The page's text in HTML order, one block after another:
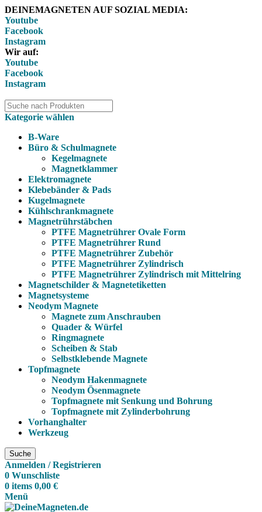
DEINEMAGNETEN AUF SOZIAL MEDIA:
Youtube
Facebook
Instagram
Wir auf:
Youtube
Facebook
Instagram
Kategorie wählen
B-Ware
Büro & Schulmagnete
Kegelmagnete
Magnetklammer
Elektromagnete
Klebebänder & Pads
Kugelmagnete
Kühlschrankmagnete
Magnetrührstäbchen
PTFE Magnetrührer Ovale Form
PTFE Magnetrührer Rund
PTFE Magnetrührer Zubehör
PTFE Magnetrührer Zylindrisch
PTFE Magnetrührer Zylindrisch mit Mittelring
Magnetschilder & Magnetetiketten
Magnetsysteme
Neodym Magnete
Magnete zum Anschrauben
Quader & Würfel
Ringmagnete
Scheiben & Stab
Selbstklebende Magnete
Topfmagnete
Neodym Hakenmagnete
Neodym Ösenmagnete
Topfmagnete mit Senkung und Bohrung
Topfmagnete mit Zylinderbohrung
Vorhanghalter
Werkzeug
Suche
Anmelden / Registrieren
0 Wunschliste
0 items 0,00 €
Menü